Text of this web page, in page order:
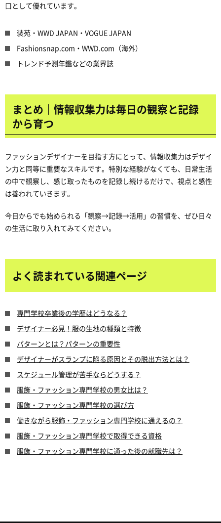
口として優れています。
装苑・WWD JAPAN・VOGUE JAPAN
Fashionsnap.com・WWD.com（海外）
トレンド予測年鑑などの業界誌
まとめ｜情報収集力は毎日の観察と記録
から育つ
ファッションデザイナーを目指す方にとって、情報収集力はデザイ
ン力と同等に重要なスキルです。特別な経験がなくても、日常生活
の中で観察し、感じ取ったものを記録し続けるだけで、視点と感性
は養われていきます。
今日からでも始められる「観察→記録→活用」の習慣を、ぜひ日々
の生活に取り入れてみてください。
よく読まれている関連ページ
専門学校卒業後の学歴はどうなる？
デザイナー必見！服の生地の種類と特徴
パターンとは？パターンの重要性
デザイナーがスランプに陥る原因とその脱出方法とは？
スケジュール管理が苦手ならどうする？
服飾・ファッション専門学校の男女比は？
服飾・ファッション専門学校の選び方
働きながら服飾・ファッション専門学校に通えるの？
服飾・ファッション専門学校で取得できる資格
服飾・ファッション専門学校に通った後の就職先は？